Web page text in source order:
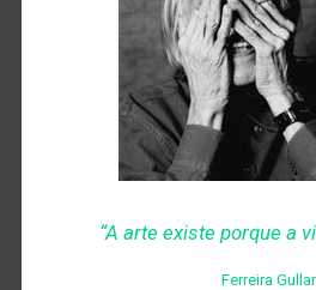
“A arte existe porque a
Ferreira Gullar